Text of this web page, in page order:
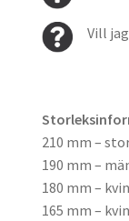
Vill
210 mm –
190 mm –
180 mm –
165 mm –